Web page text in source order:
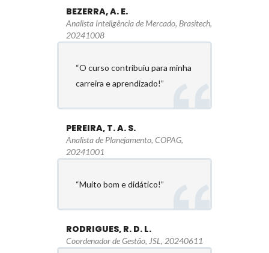
BEZERRA, A. E.
Analista Inteligência de Mercado, Brasitech,
20241008
“O curso contribuiu para minha
carreira e aprendizado!”
PEREIRA, T. A. S.
Analista de Planejamento, COPAG,
20241001
“Muito bom e didático!”
RODRIGUES, R. D. L.
Coordenador de Gestão, JSL, 20240611